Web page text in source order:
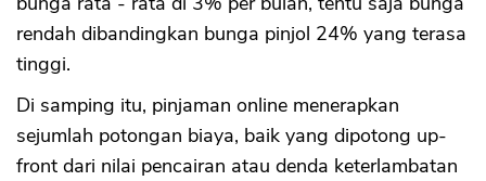
rendah dibandingkan bunga pinjol 24% yang terasa
tinggi.
Di samping itu, pinjaman online menerapkan
sejumlah potongan biaya, baik yang dipotong up-
front dari nilai pencairan atau denda keterlambatan